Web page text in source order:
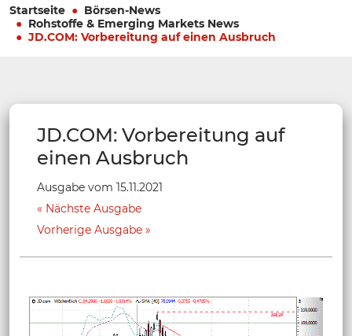
Startseite
Börsen-News
Rohstoffe & Emerging Markets News
JD.COM: Vorbereitung auf einen Ausbruch
JD.COM: Vorbereitung auf
einen Ausbruch
Ausgabe vom 15.11.2021
Nächste Ausgabe
Vorherige Ausgabe